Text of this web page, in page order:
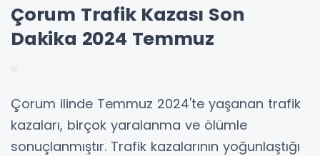
Çorum Trafik Kazası Son
Dakika 2024 Temmuz
Çorum ilinde Temmuz 2024'te yaşanan trafik
kazaları, birçok yaralanma ve ölümle
sonuçlanmıştır. Trafik kazalarının yoğunlaştığı